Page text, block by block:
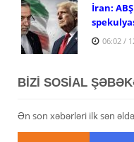
İran:
06:02 /
BİZİ SOSİAL
Ən son xəbərləri ilk sən